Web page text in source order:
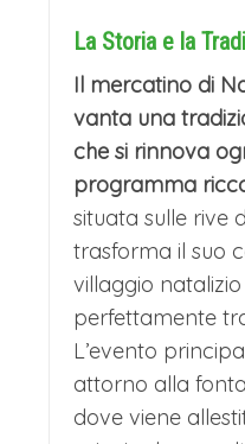
La Storia e la
Il mercatino di
vanta una
che si rinnova
programma
situata sulle rive
trasforma il suo
villaggio
perfettamente
L’evento
attorno alla
dove viene